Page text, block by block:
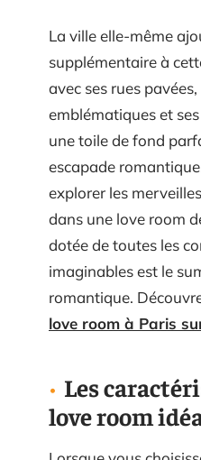
La ville elle-même
supplémentaire à
avec ses rues
emblématiques et
une toile de fond
escapade
explorer les
dans une love room
dotée de toutes les
imaginables est le
romantique.
love room à Paris
Les
love room